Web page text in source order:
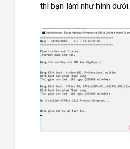
thì bạn làm như hình dưới.